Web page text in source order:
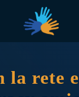
la rete